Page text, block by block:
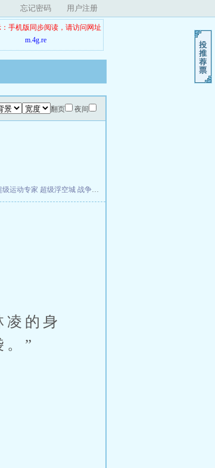
忘记密码 用户注册
手机版同步阅读，请访问网址
m.4g.re
翻页 夜间
级运动专家 超级浮空城 战争天堂
的身
”